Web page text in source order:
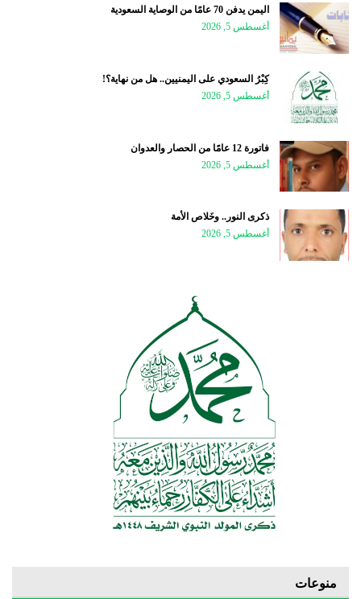
اليمن يدفن 70 عامًا من الوصاية السعودية
أغسطس 5, 2026
كِبْرُ السعودي على اليمنيين.. هل من نهاية؟!
أغسطس 5, 2026
فاتورة 12 عامًا من الحصار والعدوان
أغسطس 5, 2026
ذكرى النور.. وخَلاص الأمة
أغسطس 5, 2026
منوعات